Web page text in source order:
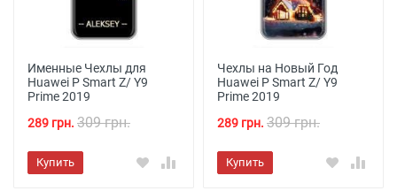
Именные Чехлы для
Huawei P Smart Z/ Y9
Prime 2019
289 грн. 309 грн.
Купить
Чехлы на Новый Год
Huawei P Smart Z/ Y9
Prime 2019
289 грн. 309 грн.
Купить